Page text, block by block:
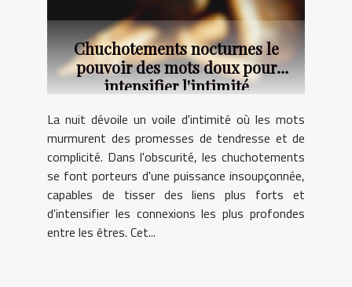
Chuchotements nocturnes le
pouvoir des mots doux pour
intensifier l'intimité
La nuit dévoile un voile d'intimité où les mots
murmurent des promesses de tendresse et de
complicité. Dans l'obscurité, les chuchotements
se font porteurs d'une puissance insoupçonnée,
capables de tisser des liens plus forts et
d'intensifier les connexions les plus profondes
entre les êtres. Cet...